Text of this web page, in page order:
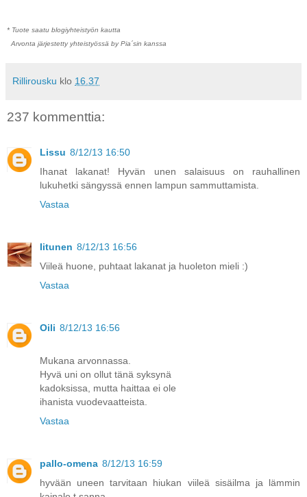
* Tuote saatu blogiyhteistyön kautta
Arvonta järjestetty yhteistyössä by Pia´sin kanssa
Rillirousku klo 16.37
237 kommenttia:
Lissu 8/12/13 16:50
Ihanat lakanat! Hyvän unen salaisuus on rauhallinen
lukuhetki sängyssä ennen lampun sammuttamista.
Vastaa
Iitunen 8/12/13 16:56
Viileä huone, puhtaat lakanat ja huoleton mieli :)
Vastaa
Oili 8/12/13 16:56
Mukana arvonnassa.
Hyvä uni on ollut tänä syksynä
kadoksissa, mutta haittaa ei ole
ihanista vuodevaatteista.
Vastaa
pallo-omena 8/12/13 16:59
hyvään uneen tarvitaan hiukan viileä sisäilma ja lämmin